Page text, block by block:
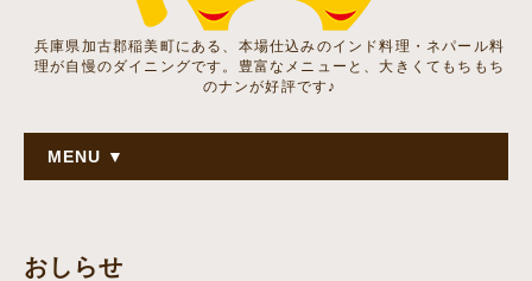
兵庫県加古郡稲美町にある、本場仕込みのインド料理・ネパール料
理が自慢のダイニングです。豊富なメニューと、大きくてもちもち
のナンが好評です♪
MENU ▼
おしらせ